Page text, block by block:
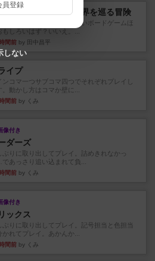
クスペディション：世界を巡る冒険
マー氏の不朽の名作。新しいボードゲームほ
もしろいはず？いいえ。...
間前 by 田中昌平
イプ
ンコマ一つサブコマ四つでそれぞれプレイし
。動かし方はコマか壁に...
間前 by くみ
像付き
ダーズ
ぶりに取り出してプレイ。詰めきれなかっ
あっさり追い込まれて負...
間前 by くみ
像付き
ックス
ぶりに取り出してプレイ。記号担当と色担当
かれてプレイ。あかんか...
間前 by くみ
員登録
しない